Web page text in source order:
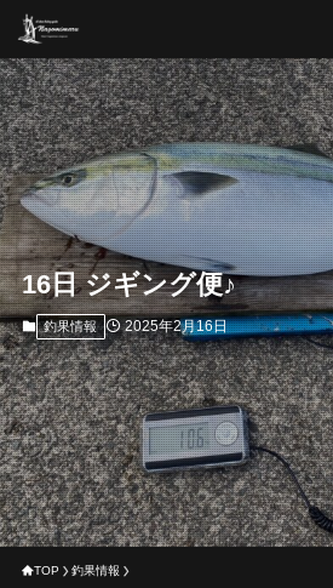
16日 ジギング便♪
釣果情報 2025年2月16日
TOP 釣果情報